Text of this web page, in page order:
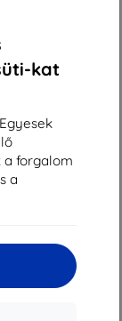
kat
a forgalom
a